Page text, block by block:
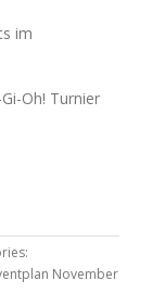
im
Oh! Turnier
November